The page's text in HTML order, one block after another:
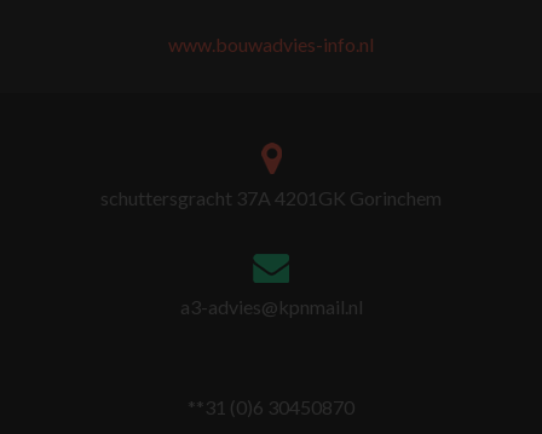
www.bouwadvies-info.nl
schuttersgracht 37A 4201GK Gorinchem
a3-advies@kpnmail.nl
**31 (0)6 30450870